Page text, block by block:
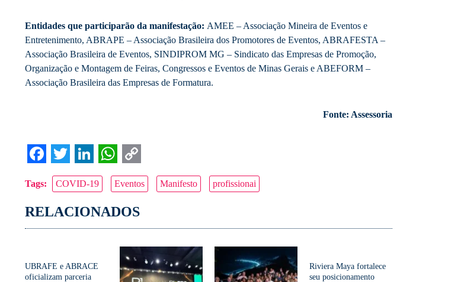
Entidades que participarão da manifestação: AMEE – Associação Mineira de Eventos e
Entretenimento, ABRAPE – Associação Brasileira dos Promotores de Eventos, ABRAFESTA –
Associação Brasileira de Eventos, SINDIPROM MG – Sindicato das Empresas de Promoção,
Organização e Montagem de Feiras, Congressos e Eventos de Minas Gerais e ABEFORM –
Associação Brasileira das Empresas de Formatura.
Fonte: Assessoria
Facebook
Twitter
LinkedIn
WhatsApp
Copy
Link
Tags: COVID-19 Eventos Manifesto profissionai
RELACIONADOS
UBRAFE e ABRACE
oficializam parceria
Riviera Maya fortalece
seu posicionamento